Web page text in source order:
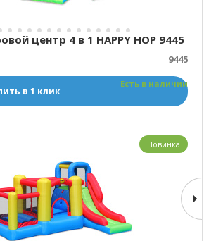
центр 4 в 1 HAPPY HOP 9445
9445
Есть в наличии
в 1 клик
Новинка